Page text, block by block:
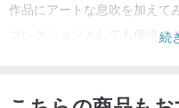
作品にアートな息吹を加えて
コレクションとしても価値の
続